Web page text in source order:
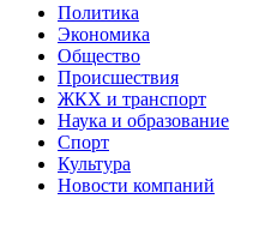
Политика
Экономика
Общество
Происшествия
ЖКХ и транспорт
Наука и образование
Спорт
Культура
Новости компаний